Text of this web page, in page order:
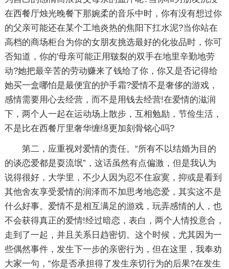
在西餐厅烛光晚餐下那婉柔的音乐中时，你有没有想过你
的父亲可能还在某个工地炎热的焦阳下扛水泥?当你站在
高档的商场柜台为你的女朋友挑选最好的化妆品时，你可
否知道，你的'母亲可能正用皲裂的双手在地里辛勤地劳
动?她把最辛苦的劳动赚来了钱给了你，你又是否记得给
她买一盒哪怕是最便宜的护手霜?爱情不是奢侈的游戏，
感情需要用心去经营，而不是用钱去经营!在爱情的滋润
下，两个人一起在运动场上散步，互相勉励，节俭生活，
不是比在西餐厅里奢华缠绵更加刻骨铭心吗?
第二，应重视对爱情的责任。“所有不以结婚为目的
的谈恋爱都是耍流氓”，这话虽然有点偏激，但是我认为
说得很好，大学里，不少人因为忍不住寂寞，抑或是看到
其他舍友享受爱情的润泽而不加思考地恋爱，其实这不是
什么好事。爱情不是相互满足的游戏，玩弄感情的人，也
不会获得真正的爱情!经过暗恋，表白，两个人情投意合，
走到了一起，并且关系日趋密切。这个时候，尤其因为一
些偶然事件，发生下一步的亲密行为，但在这里，我奉劝
大家一句，“你是否承担得了发生亲切行为的后果?在发生